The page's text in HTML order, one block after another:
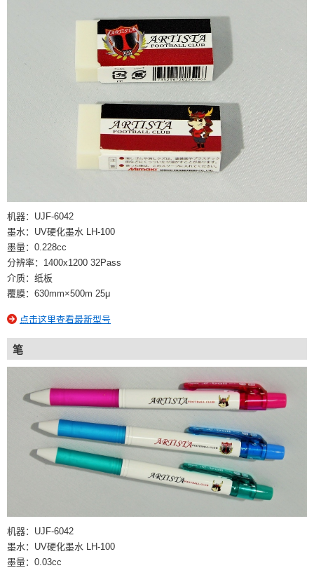
机器：UJF-6042
墨水：UV硬化墨水 LH-100
墨量：0.228cc
分辨率：1400x1200 32Pass
介质：纸板
覆膜：630mm×500m 25μ
点击这里查看最新型号
笔
机器：UJF-6042
墨水：UV硬化墨水 LH-100
墨量：0.03cc